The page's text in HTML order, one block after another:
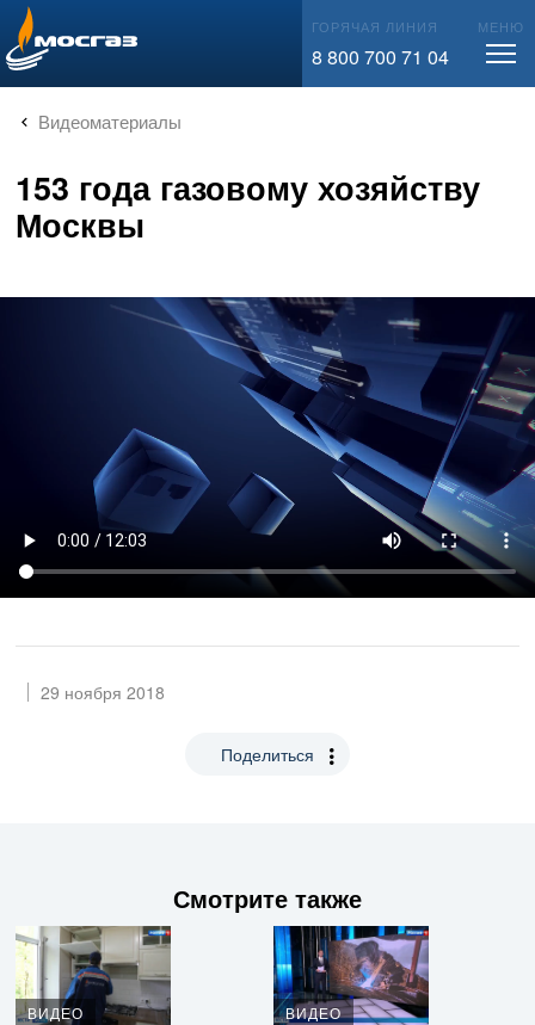
info@mos-gaz.ru ГОРЯЧАЯ ЛИНИЯ
8 800 700 71 04
МЕНЮ
Видеоматериалы
153 года газовому хозяйству
Москвы
29 ноября 2018
Поделиться
Смотрите также
ВИДЕО
ВИДЕО